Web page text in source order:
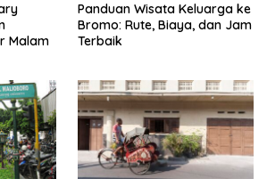
Malam
Panduan Wisata Keluarga ke
Bromo: Rute, Biaya, dan Jam
Terbaik